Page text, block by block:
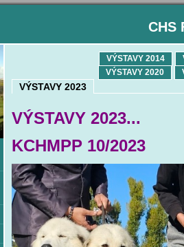
CHS
VÝSTAVY 2023
VÝSTAVY 2014
VÝSTAVY 2020
VÝSTAVY 2023...
KCHMPP 10/2023